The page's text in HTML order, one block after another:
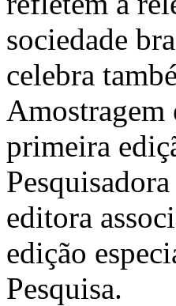
sociedade
celebra
Amostragem
primeira
editora
edição
Pesquisa.